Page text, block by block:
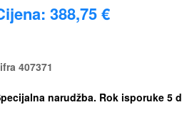
388,75 €
407371
narudžba. Rok isporuke 5